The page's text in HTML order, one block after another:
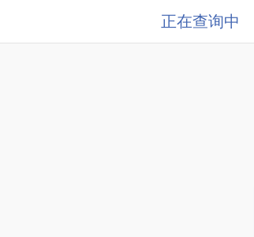
正在查询中